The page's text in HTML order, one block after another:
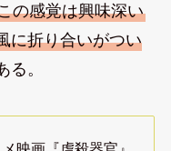
の感覚は興味深い
に折り合いがつい
る。